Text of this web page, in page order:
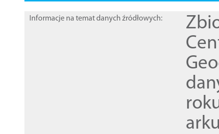
Informacje na temat danych źródłowych: